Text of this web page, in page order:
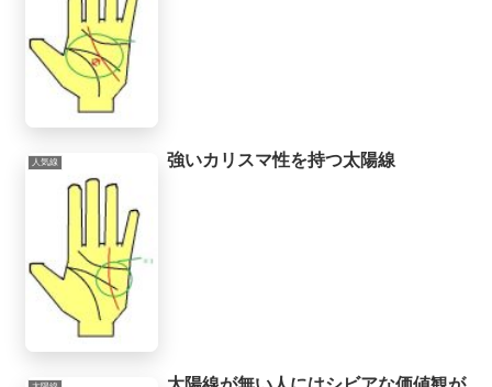
人気線 強いカリスマ性を持つ太陽線